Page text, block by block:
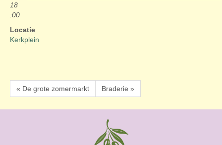
18
:00
Locatie
Kerkplein
« De grote zomermarkt Braderie »